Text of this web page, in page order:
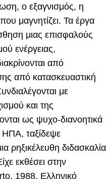
ο εξαγνισμός, η
μαγνητίζει. Τα έργα
μιας επισφαλούς
ενέργειας,
από
από κατασκευαστική
με
και της
ως ψυχο-διανοητικά
ΗΠΑ, ταξίδεψε
ρηξικέλευθη διδασκαλία
εκθέσει στην
1988, Ελληνικό